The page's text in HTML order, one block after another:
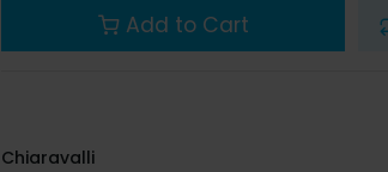
Add to Cart
Chiaravalli